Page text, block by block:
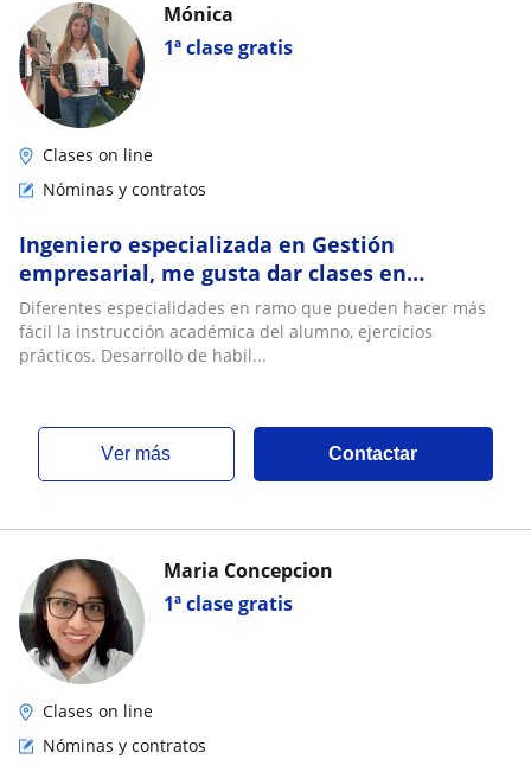
1ª clase gratis
Mónica
Clases on line
Nóminas y contratos
Ingeniero especializada en Gestión
empresarial, me gusta dar clases en
preparatoria o materias de universidad
Diferentes especialidades en ramo que pueden hacer más
fácil la instrucción académica del alumno, ejercicios
prácticos. Desarrollo de habil...
ver más Contactar
1ª clase gratis
Maria Concepcion
Clases on line
Nóminas y contratos